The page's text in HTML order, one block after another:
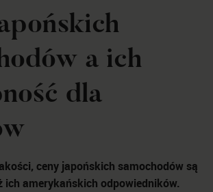
a ich
dla
ceny japońskich samochodów są
ich amerykańskich odpowiedników.